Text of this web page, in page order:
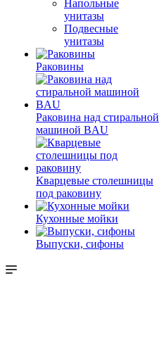
Напольные
унитазы
Подвесные
унитазы
Раковины
Раковина над стиральной
машиной BAU
Кварцевые столешницы
под раковину
Кухонные мойки
Выпуски, сифоны